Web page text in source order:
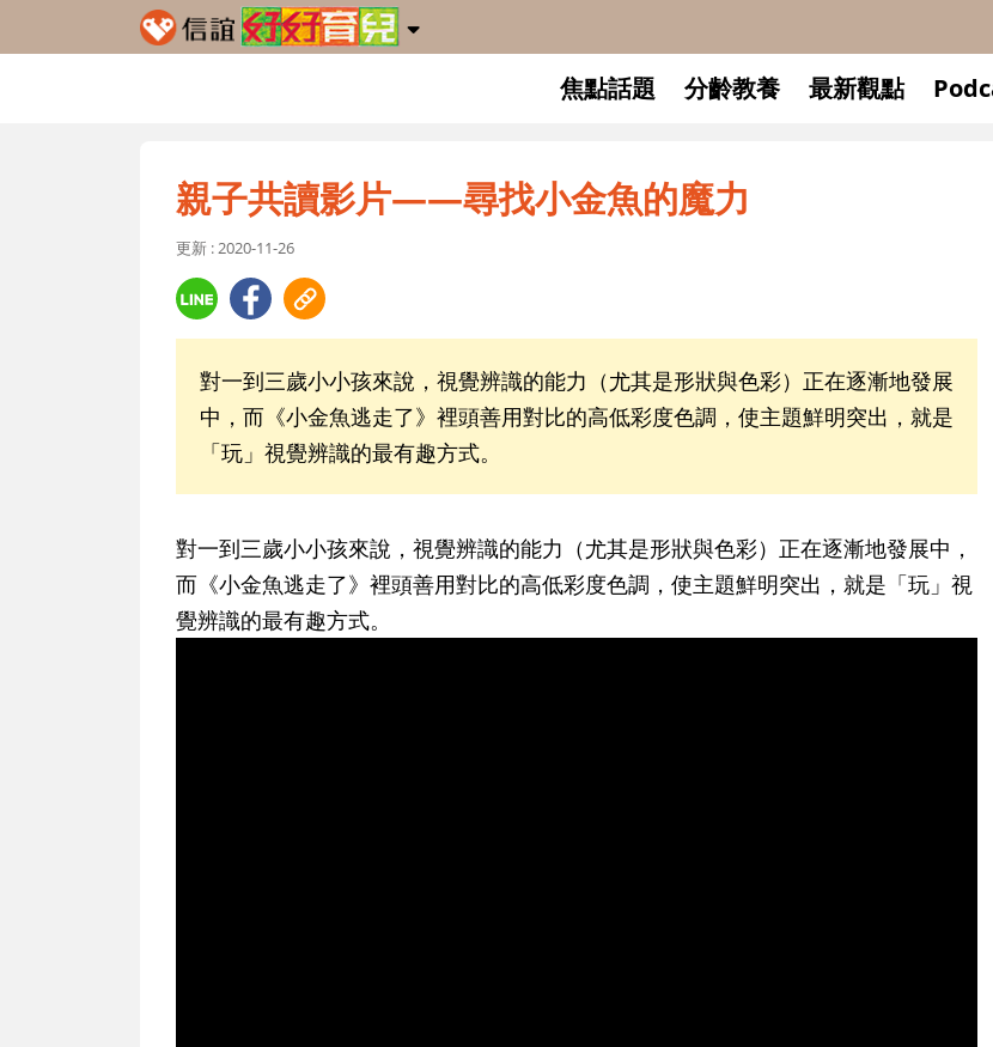
焦點話題 分齡教養 最新觀點
親子共讀影片——尋找小金魚的魔力
更新 : 2020-11-26
對一到三歲小小孩來說，視覺辨識的能力（尤其是形狀與色彩）正在逐漸地發展
中，而《小金魚逃走了》裡頭善用對比的高低彩度色調，使主題鮮明突出，就是
「玩」視覺辨識的最有趣方式。
對一到三歲小小孩來說，視覺辨識的能力（尤其是形狀與色彩）正在逐漸地發展中，
而《小金魚逃走了》裡頭善用對比的高低彩度色調，使主題鮮明突出，就是「玩」視
覺辨識的最有趣方式。
和孩子一起長
沒有人天生就
在一次次「前
著孩子一起長
體遊戲，到獨
決問題的能力
同的模樣，參